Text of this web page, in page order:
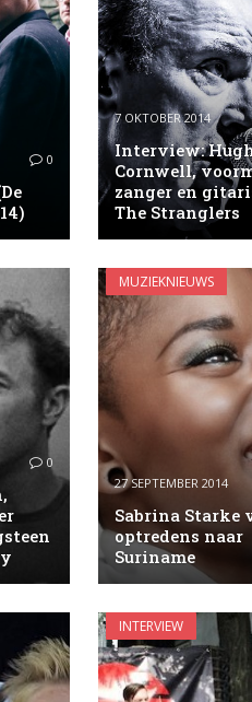
0
7 OKTOBER 2014
Interview:
Cornwell,
zanger en
The Stranglers
0
MUZIEKNIEUWS
27 SEPTEMBER 2014
Sabrina Starke
optredens naar
Suriname
INTERVIEW